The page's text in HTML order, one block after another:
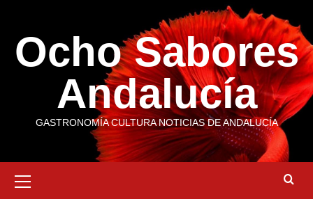
contenido
Ocho Sabores
Andalucía
GASTRONOMÍA CULTURA NOTICIAS DE ANDALUCÍA
primario